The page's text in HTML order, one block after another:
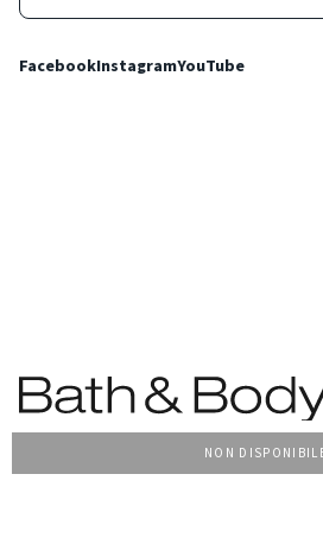
NON
FacebookInstagramYouTube
Condizioni Generali di venditaPrivacy Policy